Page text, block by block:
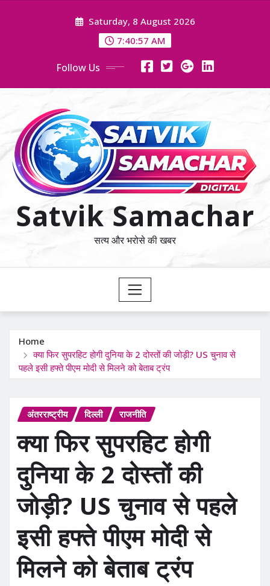
Saturday, 8 August 2026
7:40:59 AM
Follow Us
Satvik Samachar
सत्य और भरोसे की खबर
Home
क्या फिर सुपरहिट होगी दुनिया के 2 दोस्तों की जोड़ी? US चुनाव से
पहले इसी हफ्ते पीएम मोदी से मिलने को बेताब ट्रंप
अंतरराष्ट्रीय दिल्ली राजनीति
क्या फिर सुपरहिट होगी
दुनिया के 2 दोस्तों की
जोड़ी? US चुनाव से पहले
इसी हफ्ते पीएम मोदी से
मिलने को बेताब ट्रंप